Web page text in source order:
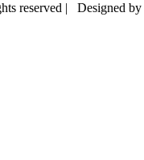
reserved | Designed by